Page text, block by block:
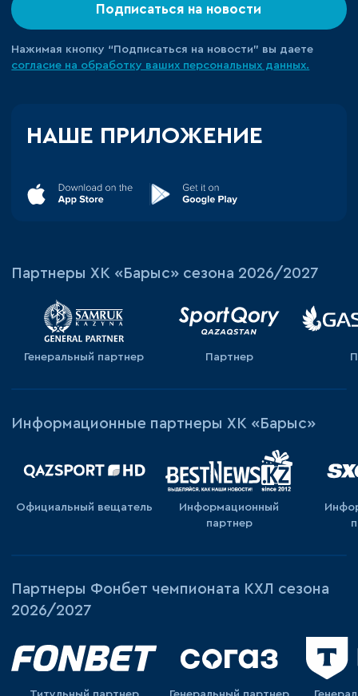
Подписаться на новости
Нажимая кнопку “Подписаться на новости” вы даете
согласие на обработку ваших персональных данных.
НАШЕ ПРИЛОЖЕНИЕ
Партнеры ХК «Барыс» сезона 2026/2027
Генеральный партнер Партнер
Информационные партнеры ХК «Барыс»
Официальный вещатель
Информационный
партнер
Партнеры Фонбет чемпионата КХЛ сезона
2026/2027